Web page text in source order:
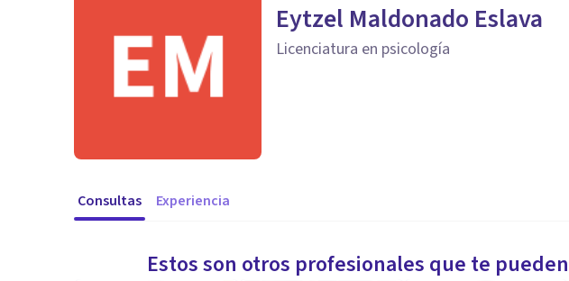
Eytzel Maldonado Eslava
Licenciatura en psicología
Consultas Experiencia
Estos son otros profesionales que te